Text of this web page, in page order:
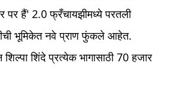
पर हैं' 2.0 फ्रँचायझीमध्ये परतली
भूमिकेत नवे प्राण फुंकले आहेत.
शिंदे प्रत्येक भागासाठी 70 हजार